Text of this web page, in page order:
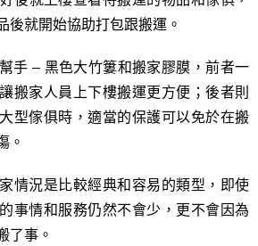
後就開始協助打包跟搬運。
手 – 黑色大竹簍和搬家膠膜，前者一
搬家人員上下樓搬運更方便；後者則
型傢俱時，適當的保護可以免於在搬
。
情況是比較經典和容易的類型，即使
事情和服務仍然不會少，更不會因為
了事。